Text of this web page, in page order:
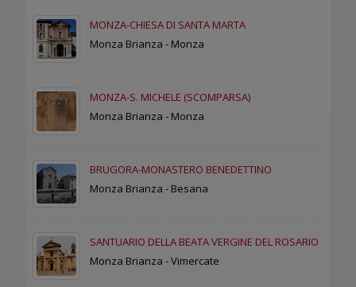
MONZA-CHIESA DI SANTA MARTA
Monza Brianza - Monza
MONZA-S. MICHELE (SCOMPARSA)
Monza Brianza - Monza
BRUGORA-MONASTERO BENEDETTINO
Monza Brianza - Besana
SANTUARIO DELLA BEATA VERGINE DEL ROSARIO
Monza Brianza - Vimercate